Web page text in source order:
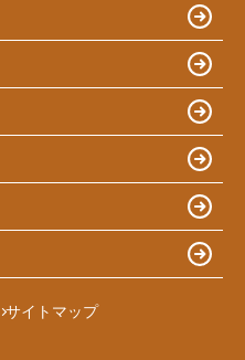
サイトマップ